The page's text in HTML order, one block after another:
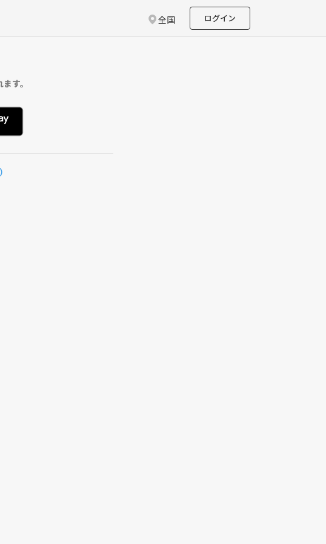
全国 ログイン
す。